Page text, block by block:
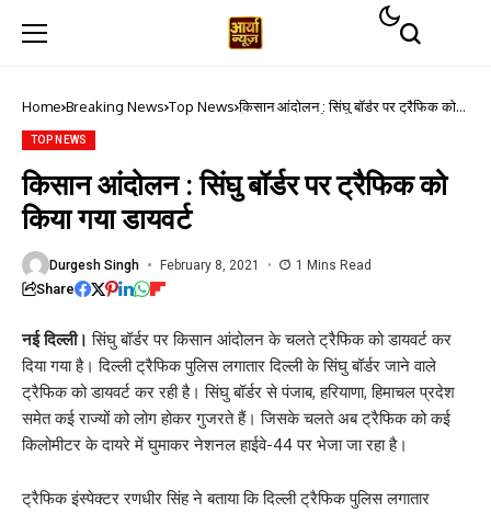
Home Breaking News Top News किसान आंदोलन : सिंघु बॉर्डर पर ट्रैफिक को
TOP NEWS
किसान आंदोलन : सिंघु बॉर्डर पर ट्रैफिक को
किया गया डायवर्ट
Durgesh Singh February 8, 2021 1 Mins Read
Share
नई दिल्ली। सिंघु बॉर्डर पर किसान आंदोलन के चलते ट्रैफिक को डायवर्ट कर
दिया गया है। दिल्ली ट्रैफिक पुलिस लगातार दिल्ली के सिंघु बॉर्डर जाने वाले
ट्रैफिक को डायवर्ट कर रही है। सिंघु बॉर्डर से पंजाब, हरियाणा, हिमाचल प्रदेश
समेत कई राज्यों को लोग होकर गुजरते हैं। जिसके चलते अब ट्रैफिक को कई
किलोमीटर के दायरे में घुमाकर नेशनल हाईवे-44 पर भेजा जा रहा है।
ट्रैफिक इंस्पेक्टर रणधीर सिंह ने बताया कि दिल्ली ट्रैफिक पुलिस लगातार